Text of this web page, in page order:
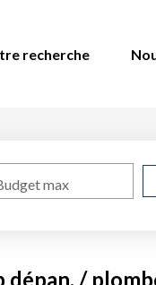
recherche
max
dépan. /